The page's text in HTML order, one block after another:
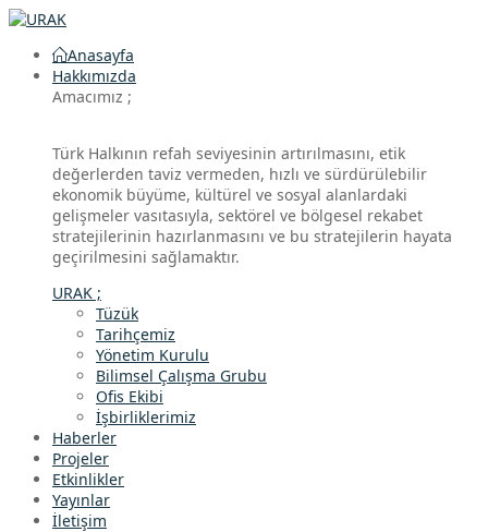
Anasayfa
Hakkımızda
Amacımız ;
Türk Halkının refah seviyesinin artırılmasını, etik
değerlerden taviz vermeden, hızlı ve sürdürülebilir
ekonomik büyüme, kültürel ve sosyal alanlardaki
gelişmeler vasıtasıyla, sektörel ve bölgesel rekabet
stratejilerinin hazırlanmasını ve bu stratejilerin hayata
geçirilmesini sağlamaktır.
URAK ;
Tüzük
Tarihçemiz
Yönetim Kurulu
Bilimsel Çalışma Grubu
Ofis Ekibi
İşbirliklerimiz
Haberler
Projeler
Etkinlikler
Yayınlar
İletişim